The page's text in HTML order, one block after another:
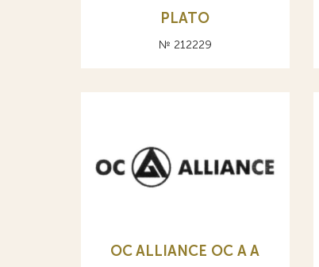
PLATO
№ 212229
OC ALLIANCE ОС A А